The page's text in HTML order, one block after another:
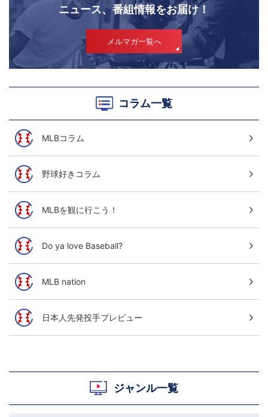
ニュース、番組情報をお届け！
メルマガ一覧へ
コラム一覧
MLBコラム
野球好きコラム
MLBを観に行こう！
Do ya love Baseball?
MLB nation
日本人先発投手プレビュー
ジャンル一覧